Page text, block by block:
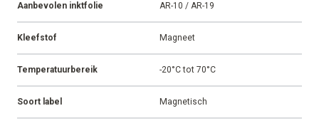
Aanbevolen inktfolie AR-10 / AR-19
Kleefstof Magneet
Temperatuurbereik -20°C tot 70°C
Soort label Magnetisch